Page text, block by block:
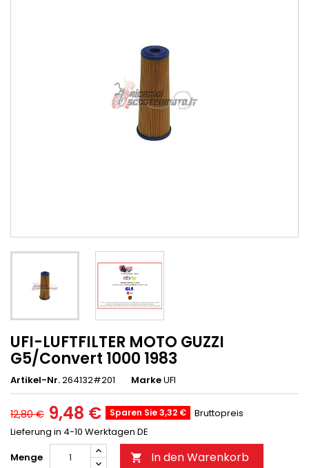
UFI-LUFTFILTER MOTO GUZZI
G5/Convert 1000 1983
Artikel-Nr.264132#201 MarkeUFI
12,80 € 9,48 € Sparen Sie 3,32 €
Bruttopreis
Lieferung in 4-10 Werktagen DE
Menge
 In den Warenkorb